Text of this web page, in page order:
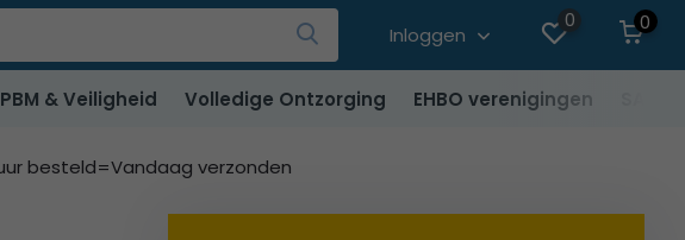
Inloggen
0
0
PBM & Veiligheid Volledige Ontzorging EHBO verenigingen
besteld=Vandaag verzonden